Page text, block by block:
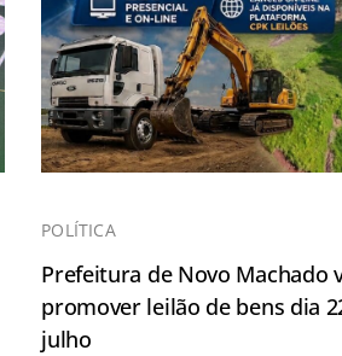
POLÍTICA
Prefeitura de Novo Machado
promover leilão de bens dia
julho